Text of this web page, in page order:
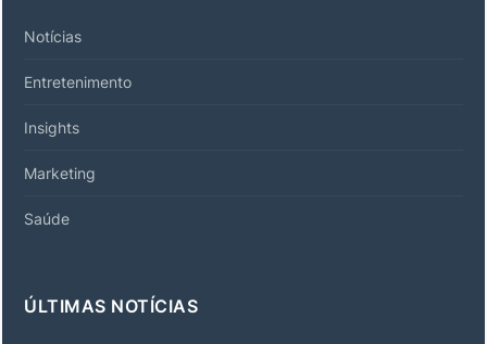
Notícias
Entretenimento
Insights
Marketing
Saúde
ÚLTIMAS NOTÍCIAS